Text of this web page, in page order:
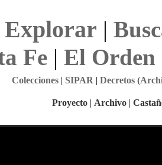
Explorar |
Fe| El Orden
Colecciones| SIPAR | Decretos
Proyecto | Archivo |